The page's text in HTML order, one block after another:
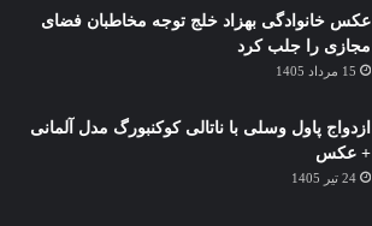
عکس خانوادگی بهزاد خلج توجه مخاطبان فضای
مجازی را جلب کرد
15 مرداد 1405
ازدواج پاول وسلی با ناتالی کوکنبورگ مدل آلمانی
+ عکس
24 تیر 1405